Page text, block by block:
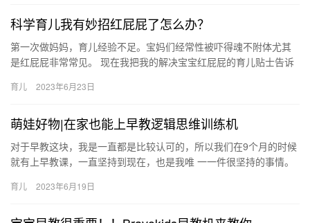
科学育儿我有妙招红屁屁了怎么办？
第一次做妈妈，育儿经验不足。宝妈们经常性被吓得魂不附体尤其
是红屁屁非常常见。 现在我把我的解决宝宝红屁屁的育儿贴士告诉
育儿 2023年6月23日
萌娃好物|在家也能上早教逻辑思维训练机
对于早教这块，我是一直都是比较认可的，所以我们在9个月的时候
就有上早教课，一直坚持到现在，也是我唯 一一件很坚持的事情。
是…
育儿 2023年6月19日